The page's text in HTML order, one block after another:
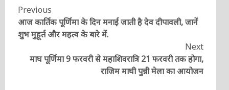
Continue
Reading
Previous
आज कार्तिक पूर्णिमा के दिन मनाई जाती है देव दीपावली, जानें
शुभ मुहूर्त और महत्व के बारे में.
Next
माघ पूर्णिमा 9 फरवरी से महाशिवरात्रि 21 फरवरी तक होगा,
राजिम माघी पुन्नी मेला का आयोजन